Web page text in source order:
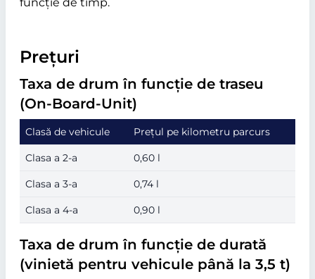
Prețuri
Taxa de drum în funcție de traseu
(On-Board-Unit)
Clasă de vehicule Prețul pe kilometru parcurs
Clasa a 2-a 0,60 l
Clasa a 3-a 0,74 l
Clasa a 4-a 0,90 l
Taxa de drum în funcție de durată
(vinietă pentru vehicule până la 3,5 t)